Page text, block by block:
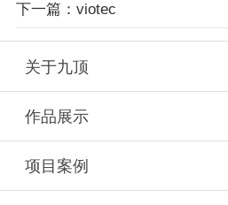
下一篇：viotec
关于九顶
作品展示
项目案例